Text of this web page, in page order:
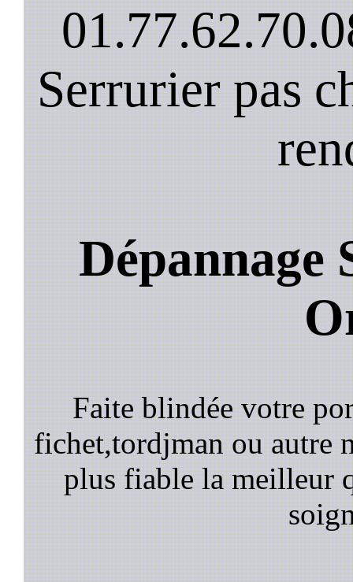
Serrurier pas
Dépannage
Faite blindée votre
fichet,tordjman ou autre
plus fiable la meilleur